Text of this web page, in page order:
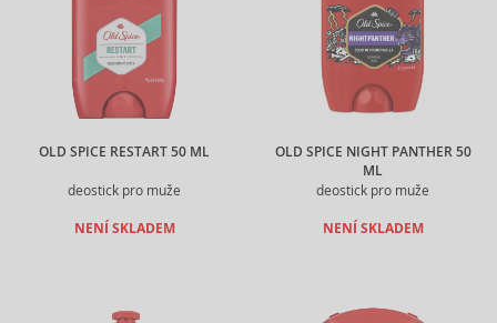
OLD SPICE RESTART 50 ML
deostick pro muže
NENÍ SKLADEM
OLD SPICE NIGHT PANTHER 50
ML
deostick pro muže
NENÍ SKLADEM